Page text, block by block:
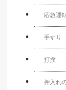
応急運
手すり
打撲
押入れ